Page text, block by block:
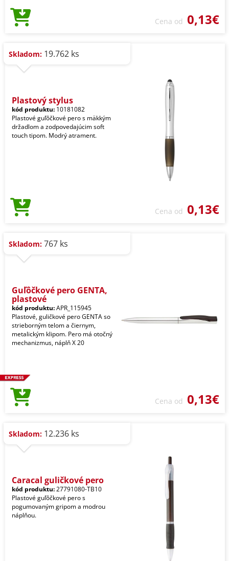
Cena od 0,13€
Skladom: 19.762 ks
Plastový stylus
kód produktu: 10181082
Plastové guľôčkové pero s mäkkým
držadlom a zodpovedajúcim soft
touch tipom. Modrý atrament.
Cena od 0,13€
Skladom: 767 ks
Guľôčkové pero GENTA,
plastové
kód produktu:APR_115945
Plastové, guličkové pero GENTA so
strieborným telom a čiernym,
metalickým klipom. Pero má otočný
mechanizmus, náplň X 20
Cena od 0,13€
Skladom: 12.236 ks
Caracal guličkové pero
kód produktu:27791080-TB10
Plastové guľôčkové pero s
pogumovaným gripom a modrou
náplňou.